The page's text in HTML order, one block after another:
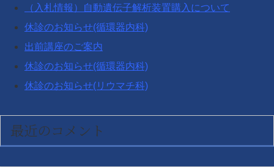
（入札情報）自動遺伝子解析装置購入について
休診のお知らせ(循環器内科)
出前講座のご案内
休診のお知らせ(循環器内科)
休診のお知らせ(リウマチ科)
最近のコメント